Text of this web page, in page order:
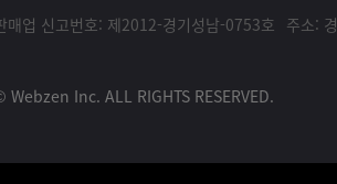
매업 신고번호: 제2012-경기성남-0753호 주소:
Inc. ALL RIGHTS RESERVED.